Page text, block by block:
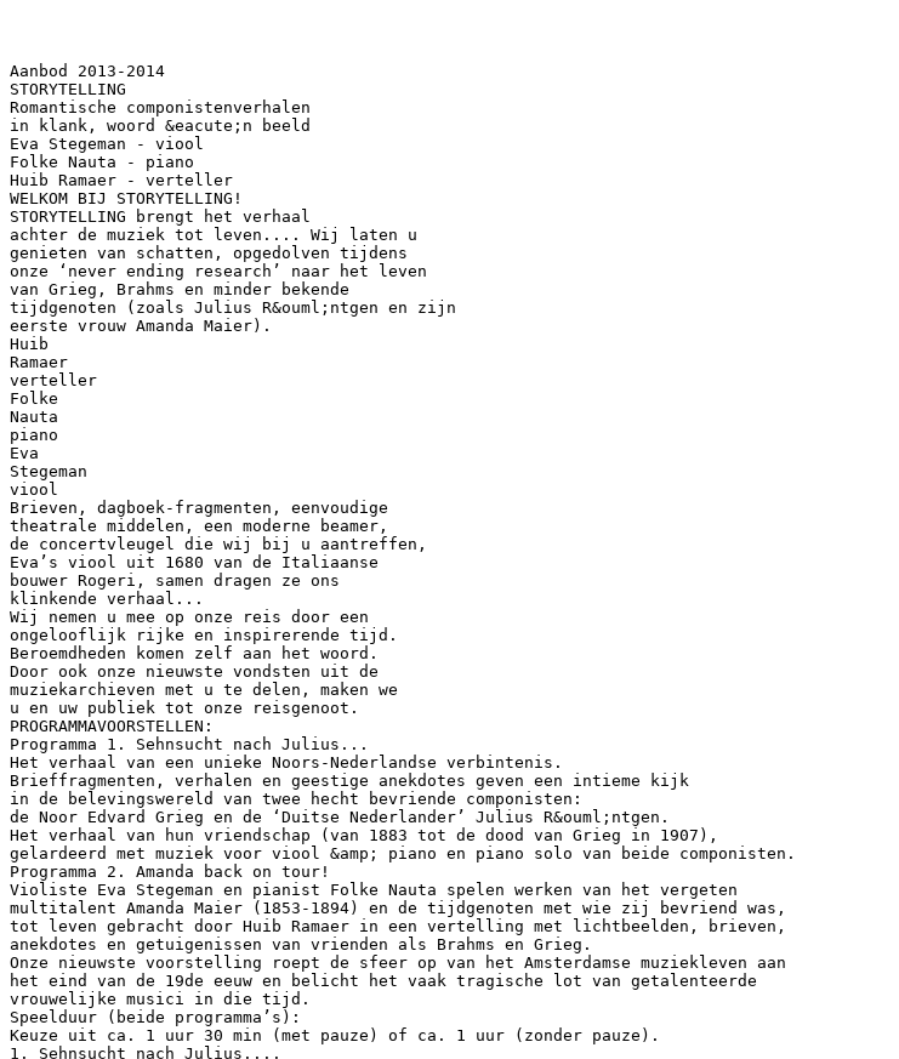
Aanbod 2013-2014
STORYTELLING
Romantische componistenverhalen
in klank, woord &eacute;n beeld
Eva Stegeman - viool
Folke Nauta - piano
Huib Ramaer - verteller
WELKOM BIJ STORYTELLING!
STORYTELLING brengt het verhaal
achter de muziek tot leven.... Wij laten u
genieten van schatten, opgedolven tijdens
onze ‘never ending research’ naar het leven
van Grieg, Brahms en minder bekende
tijdgenoten (zoals Julius R&ouml;ntgen en zijn
eerste vrouw Amanda Maier).
Huib
Ramaer
verteller
Folke
Nauta
piano
Eva
Stegeman
viool
Brieven, dagboek-fragmenten, eenvoudige
theatrale middelen, een moderne beamer,
de concertvleugel die wij bij u aantreffen,
Eva’s viool uit 1680 van de Italiaanse
bouwer Rogeri, samen dragen ze ons
klinkende verhaal...
Wij nemen u mee op onze reis door een
ongelooflijk rijke en inspirerende tijd.
Beroemdheden komen zelf aan het woord.
Door ook onze nieuwste vondsten uit de
muziekarchieven met u te delen, maken we
u en uw publiek tot onze reisgenoot.
PROGRAMMAVOORSTELLEN:
Programma 1. Sehnsucht nach Julius...
Het verhaal van een unieke Noors-Nederlandse verbintenis.
Brieffragmenten, verhalen en geestige anekdotes geven een intieme kijk
in de belevingswereld van twee hecht bevriende componisten:
de Noor Edvard Grieg en de ‘Duitse Nederlander’ Julius R&ouml;ntgen.
Het verhaal van hun vriendschap (van 1883 tot de dood van Grieg in 1907),
gelardeerd met muziek voor viool &amp; piano en piano solo van beide componisten.
Programma 2. Amanda back on tour!
Violiste Eva Stegeman en pianist Folke Nauta spelen werken van het vergeten
multitalent Amanda Maier (1853-1894) en de tijdgenoten met wie zij bevriend was,
tot leven gebracht door Huib Ramaer in een vertelling met lichtbeelden, brieven,
anekdotes en getuigenissen van vrienden als Brahms en Grieg.
Onze nieuwste voorstelling roept de sfeer op van het Amsterdamse muziekleven aan
het eind van de 19de eeuw en belicht het vaak tragische lot van getalenteerde
vrouwelijke musici in die tijd.
Speelduur (beide programma’s):
Keuze uit ca. 1 uur 30 min (met pauze) of ca. 1 uur (zonder pauze).
1. Sehnsucht nach Julius....